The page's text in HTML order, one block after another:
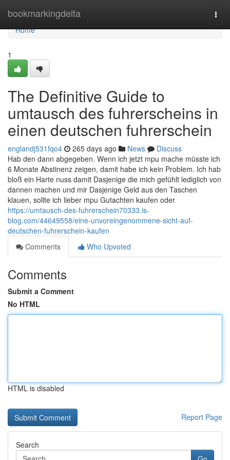
bookmarkingdelta
Home
Home
1
The Definitive Guide to
umtausch des fuhrerscheins in
einen deutschen fuhrerschein
englandj531fqo4 265 days ago News
Discuss
Hab den dann abgegeben. Wenn ich jetzt mpu mache müsste ich
6 Monate Abstinenz zeigen, damit habe ich kein Problem. Ich hab
bloß ein Harte nuss damit Dasjenige die mich gefühlt lediglich von
dannen machen und mir Dasjenige Geld aus den Taschen
klauen, sollte ich lieber mpu Gutachten kaufen oder
https://umtausch-des-fuhrerschein70333.is-
blog.com/44649558/eine-unvoreingenommene-sicht-auf-
deutschen-fuhrerschein-kaufen
Comments
Who Upvoted
Comments
Submit a Comment
No HTML
HTML is disabled
Report Page
Search